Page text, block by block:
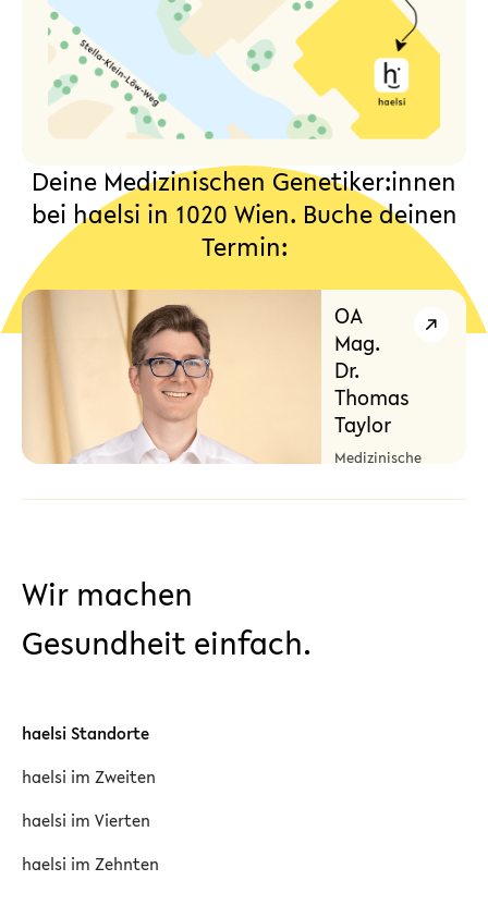
Deine Medizinischen Genetiker:innen
bei haelsi in 1020 Wien. Buche deinen
Termin:
OA
Mag.
Dr.
Thomas
Taylor
Medizinische
Wir machen
Gesundheit einfach.
haelsi Standorte
haelsi im Zweiten
haelsi im Vierten
haelsi im Zehnten